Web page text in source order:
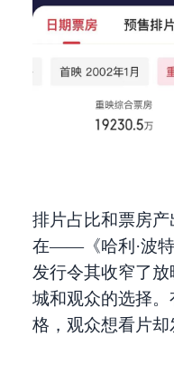
排片占比和票房
在——《哈利·波
发行令其收窄了
城和观众的选择
格，观众想看片却